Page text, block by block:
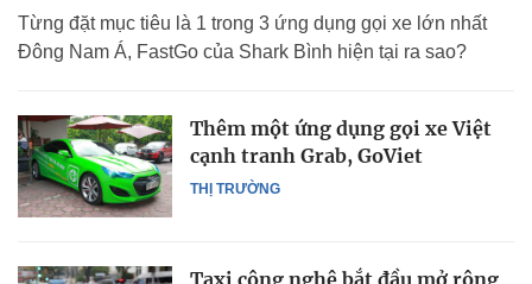
Từng đặt mục tiêu là 1 trong 3 ứng dụng gọi xe lớn nhất
Đông Nam Á, FastGo của Shark Bình hiện tại ra sao?
THỊ TRƯỜNG
Thêm một ứng dụng gọi xe Việt
cạnh tranh Grab, GoViet